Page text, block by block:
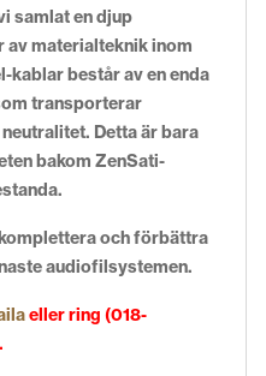
samlat en djup
materialteknik inom
kablar består av en enda
transporterar
Detta är bara
bakom ZenSati-
och förbättra
audiofilsystemen.
eller ring (018-